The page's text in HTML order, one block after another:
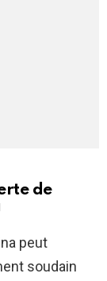
de
peut
soudain